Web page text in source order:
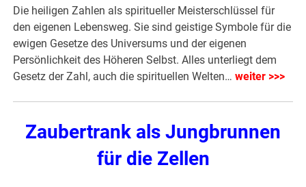
Die heiligen Zahlen als spiritueller Meisterschlüssel für
den eigenen Lebensweg. Sie sind geistige Symbole für die
ewigen Gesetze des Universums und der eigenen
Persönlichkeit des Höheren Selbst. Alles unterliegt dem
Gesetz der Zahl, auch die spirituellen Welten…weiter >>>
Zaubertrank als Jungbrunnen
für die Zellen